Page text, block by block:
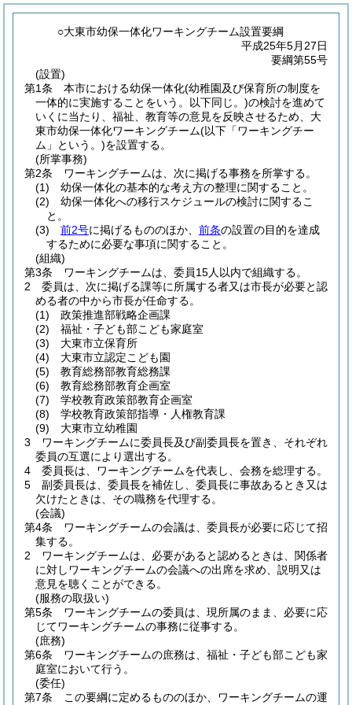
○大東市幼保一体化ワーキングチーム設置要綱
平成25年5月27日
要綱第55号
(設置)
第1条
本市における幼保一体化(幼稚園及び保育所の制度を
一体的に実施することをいう。以下同じ。)の検討を進めて
いくに当たり、福祉、教育等の意見を反映させるため、大
東市幼保一体化ワーキングチーム(以下「ワーキングチー
ム」という。)を設置する。
(所掌事務)
第2条
ワーキングチームは、次に掲げる事務を所掌する。
(1)
幼保一体化の基本的な考え方の整理に関すること。
(2)
幼保一体化への移行スケジュールの検討に関するこ
と。
(3)
前2号に掲げるもののほか、 前条の設置の目的を達成
するために必要な事項に関すること。
(組織)
第3条
ワーキングチームは、委員15人以内で組織する。
2
委員は、次に掲げる課等に所属する者又は市長が必要と認
める者の中から市長が任命する。
(1)
政策推進部戦略企画課
(2)
福祉・子ども部こども家庭室
(3)
大東市立保育所
(4)
大東市立認定こども園
(5)
教育総務部教育総務課
(6)
教育総務部教育企画室
(7)
学校教育政策部教育企画室
(8)
学校教育政策部指導・人権教育課
(9)
大東市立幼稚園
3
ワーキングチームに委員長及び副委員長を置き、それぞれ
委員の互選により選出する。
4
委員長は、ワーキングチームを代表し、会務を総理する。
5
副委員長は、委員長を補佐し、委員長に事故あるとき又は
欠けたときは、その職務を代理する。
(会議)
第4条
ワーキングチームの会議は、委員長が必要に応じて招
集する。
2
ワーキングチームは、必要があると認めるときは、関係者
に対しワーキングチームの会議への出席を求め、説明又は
意見を聴くことができる。
(服務の取扱い)
第5条
ワーキングチームの委員は、現所属のまま、必要に応
じてワーキングチームの事務に従事する。
(庶務)
第6条
ワーキングチームの庶務は、福祉・子ども部こども家
庭室において行う。
(委任)
第7条
この要綱に定めるもののほか、ワーキングチームの運